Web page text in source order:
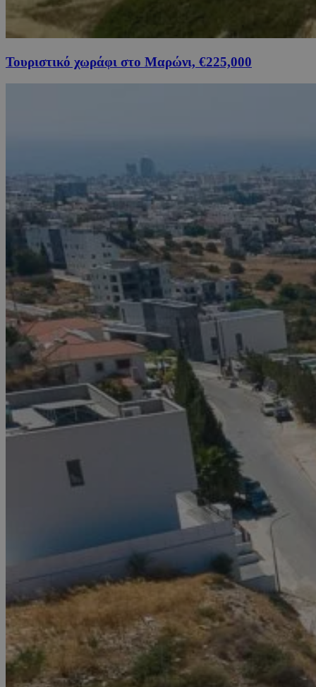
Τουριστικό χωράφι στο Μαρώνι, €225,000